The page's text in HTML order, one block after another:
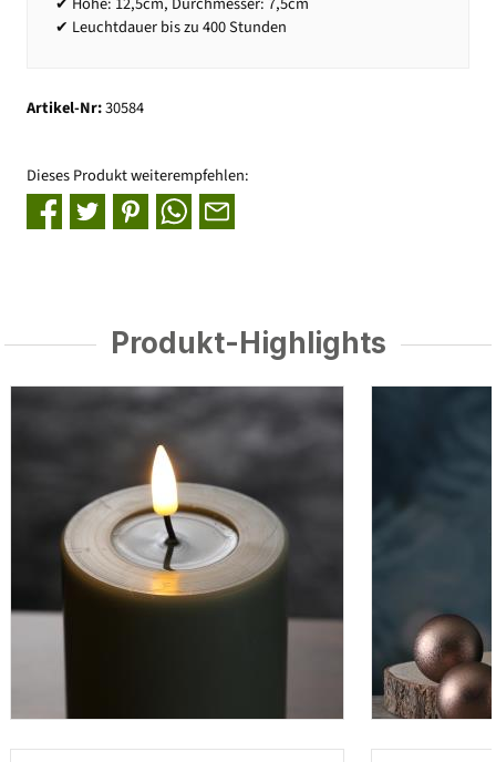
✔ Leuchtdauer bis zu 400 Stunden
Artikel-Nr:30584
Dieses Produkt weiterempfehlen:
Produkt-Highlights